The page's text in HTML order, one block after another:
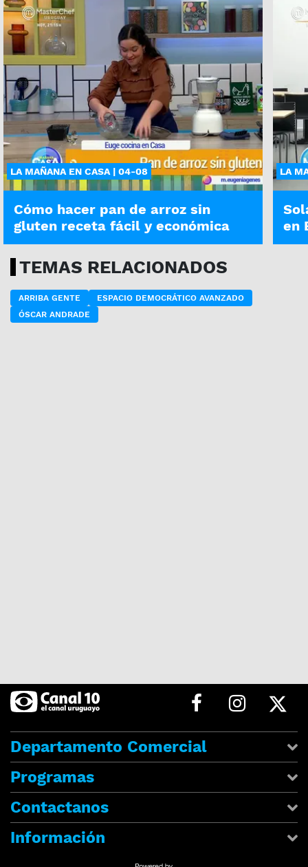
LA MAÑANA EN CASA | 04-08
Cómo hacer pan de arroz sin
gluten receta fácil y económica
LA
en
TEMAS RELACIONADOS
ARRIBA GENTE
ESPACIO DEMOCRÁTICO AVANZADO
ÓSCAR ANDRADE
Departamento Comercial
Programas
Contactanos
Información